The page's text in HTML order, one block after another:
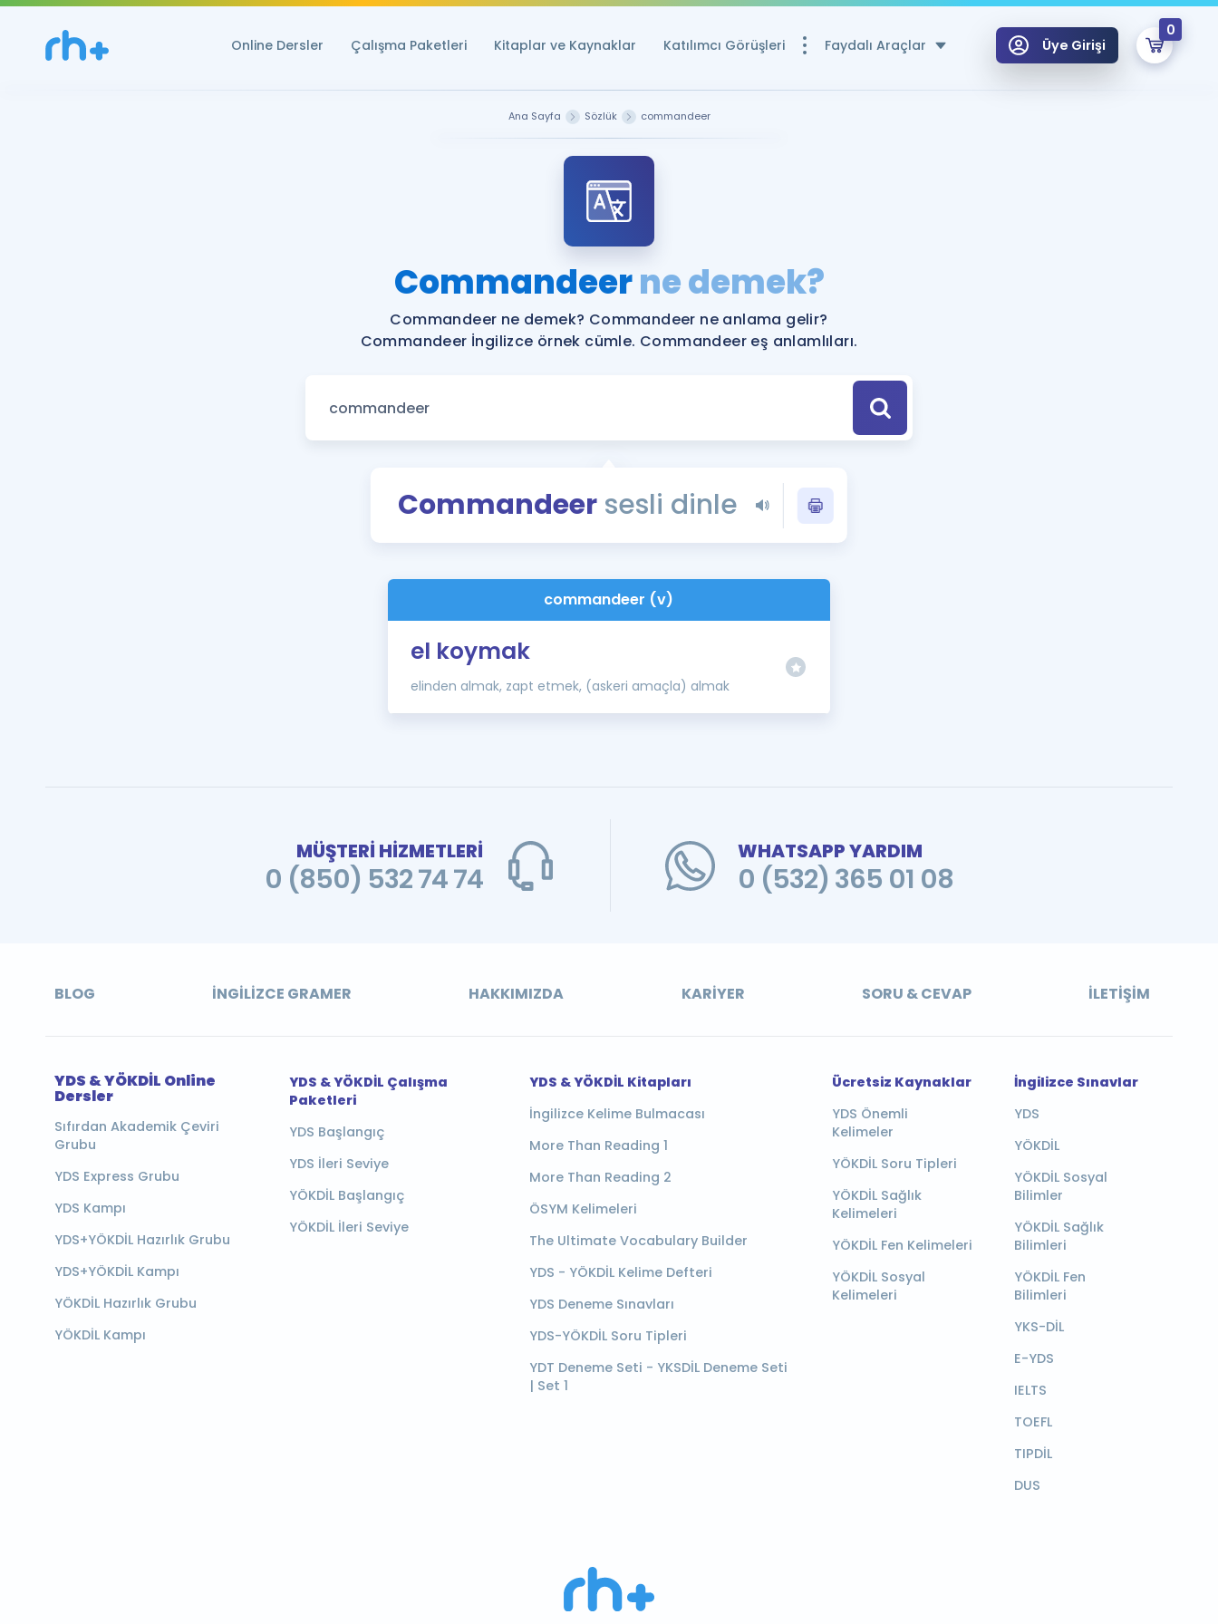
Online Dersler Çalışma Paketleri Kitaplar ve Kaynaklar Katılımcı Görüşleri Faydalı Araçlar
Ücretsiz Kaynaklar
YDS ve YÖKDİL Puan Hesaplama Aracı
YDS ve YÖKDİL'e Hazırlananlar için Öneriler
Tüm ÖSYM Sınavları Tek Takvimde
Blog
YDS - YÖKDİL Tüm Sınavlarla İlgili Haberler
İngilizce Gramer
Üye Girişi
0
Remzi Hoca ile seni sınava hazırlayacak onlarca eğitim seni bekliyor!
Ana Sayfa Sözlük commandeer
Commandeerne demek?
Commandeer ne demek? Commandeer ne anlama gelir?
Commandeer İngilizce örnek cümle. Commandeer eş anlamlıları.
Commandeersesli dinle
commandeer (v)
el koymak
elinden almak, zapt etmek, (askeri amaçla) almak
MÜŞTERİ HİZMETLERİ
0 (850) 532 74 74
WHATSAPP YARDIM
0 (532) 365 01 08
BLOG İNGILIZCE GRAMER HAKKIMIZDA KARIYER SORU & CEVAP İLETIŞIM
YDS & YÖKDİL Online
Dersler
Sıfırdan Akademik Çeviri
Grubu
YDS Express Grubu
YDS Kampı
YDS+YÖKDİL Hazırlık Grubu
YDS+YÖKDİL Kampı
YÖKDİL Hazırlık Grubu
YÖKDİL Kampı
YDS & YÖKDİL Çalışma
Paketleri
YDS Başlangıç
YDS İleri Seviye
YÖKDİL Başlangıç
YÖKDİL İleri Seviye
YDS & YÖKDİL Kitapları
İngilizce Kelime Bulmacası
More Than Reading 1
More Than Reading 2
ÖSYM Kelimeleri
The Ultimate Vocabulary Builder
YDS - YÖKDİL Kelime Defteri
YDS Deneme Sınavları
YDS-YÖKDİL Soru Tipleri
YDT Deneme Seti - YKSDİL Deneme Seti
| Set 1
Ücretsiz Kaynaklar
YDS Önemli
Kelimeler
YÖKDİL Soru Tipleri
YÖKDİL Sağlık
Kelimeleri
YÖKDİL Fen Kelimeleri
YÖKDİL Sosyal
Kelimeleri
İngilizce Sınavlar
YDS
YÖKDİL
YÖKDİL Sosyal
Bilimler
YÖKDİL Sağlık
Bilimleri
YÖKDİL Fen
Bilimleri
YKS-DİL
E-YDS
IELTS
TOEFL
TIPDİL
DUS